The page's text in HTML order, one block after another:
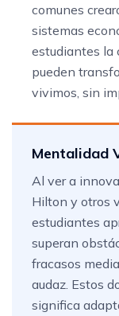
comunes
sistemas
estudiantes la
pueden
vivimos, sin
Mentalidad
Al ver a
Hilton y otros
estudiantes
superan
fracasos
audaz. Estos
significa